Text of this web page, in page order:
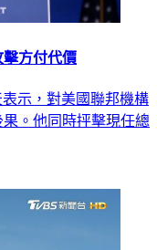
方付代價
示，對美國聯邦機構
。他同時抨擊現任總